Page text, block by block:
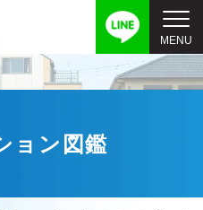
ョン図鑑